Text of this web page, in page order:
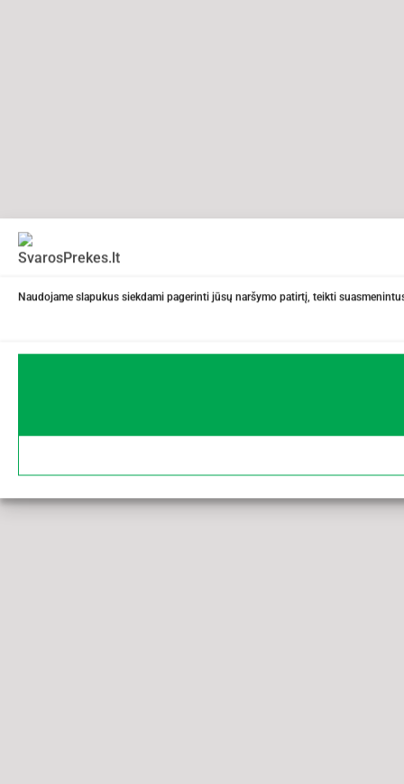
Naudojame slapukus siekdami pagerinti jūsų naršymo patirtį, teikti